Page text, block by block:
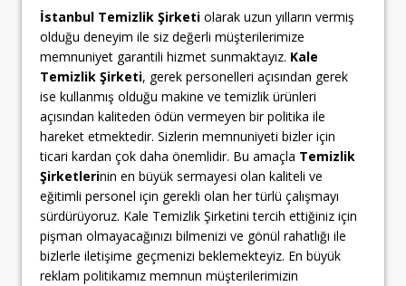
İstanbul Temizlik Şirketi olarak uzun yılların vermiş
olduğu deneyim ile siz değerli müşterilerimize
memnuniyet garantili hizmet sunmaktayız. Kale
Temizlik Şirketi, gerek personelleri açısından gerek
ise kullanmış olduğu makine ve temizlik ürünleri
açısından kaliteden ödün vermeyen bir politika ile
hareket etmektedir. Sizlerin memnuniyeti bizler için
ticari kardan çok daha önemlidir. Bu amaçla Temizlik
Şirketlerinin en büyük sermayesi olan kaliteli ve
eğitimli personel için gerekli olan her türlü çalışmayı
sürdürüyoruz. Kale Temizlik Şirketini tercih ettiğiniz için
pişman olmayacağınızı bilmenizi ve gönül rahatlığı ile
bizlerle iletişime geçmenizi beklemekteyiz. En büyük
reklam politikamız memnun müşterilerimizin